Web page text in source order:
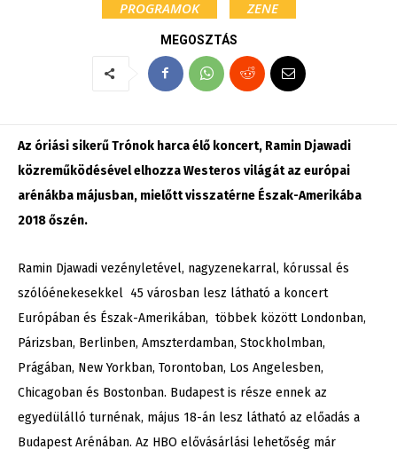
PROGRAMOK ZENE
MEGOSZTÁS
Az óriási sikerű Trónok harca élő koncert, Ramin Djawadi
közreműködésével elhozza Westeros világát az európai
arénákba májusban, mielőtt visszatérne Észak-Amerikába
2018 őszén.
Ramin Djawadi vezényletével, nagyzenekarral, kórussal és
szólóénekesekkel 45 városban lesz látható a koncert
Európában és Észak-Amerikában, többek között Londonban,
Párizsban, Berlinben, Amszterdamban, Stockholmban,
Prágában, New Yorkban, Torontoban, Los Angelesben,
Chicagoban és Bostonban. Budapest is része ennek az
egyedülálló turnénak, május 18-án lesz látható az előadás a
Budapest Arénában. Az HBO elővásárlási lehetőség már